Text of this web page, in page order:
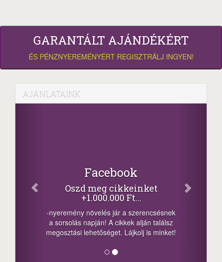
GARANTÁLT AJÁNDÉKÉRT
ÉS PÉNZNYEREMÉNYÉRT REGISZTRÁLJ INGYEN!
AJÁNLATAINK
Facebook
Oszd meg cikkeinket
+1.000.000 Ft...
-nyeremény növelés jár a szerencsésnek
a sorsolás napján! A cikkek alján találsz
megosztási lehetőséget. Lájkolj is minket!